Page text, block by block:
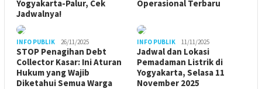
Yogyakarta-Palur, Cek
Jadwalnya!
Operasional Terbaru
INFO PUBLIK 26/11/2025
STOP Penagihan Debt
Collector Kasar: Ini Aturan
Hukum yang Wajib
Diketahui Semua Warga
INFO PUBLIK 11/11/2025
Jadwal dan Lokasi
Pemadaman Listrik di
Yogyakarta, Selasa 11
November 2025